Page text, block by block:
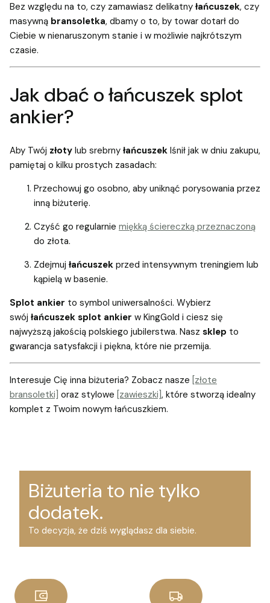
Bez względu na to, czy zamawiasz delikatny łańcuszek, czy
masywną bransoletka, dbamy o to, by towar dotarł do
Ciebie w nienaruszonym stanie i w możliwie najkrótszym
czasie.
Jak dbać o łańcuszek splot
ankier?
Aby Twój złoty lub srebrny łańcuszek lśnił jak w dniu zakupu,
pamiętaj o kilku prostych zasadach:
Przechowuj go osobno, aby uniknąć porysowania przez
inną biżuterię.
Czyść go regularnie miękką ściereczką przeznaczoną
do złota.
Zdejmuj łańcuszek przed intensywnym treningiem lub
kąpielą w basenie.
Splot ankier to symbol uniwersalności. Wybierz
swój łańcuszek splot ankier w KingGold i ciesz się
najwyższą jakością polskiego jubilerstwa. Nasz sklep to
gwarancja satysfakcji i piękna, które nie przemija.
Interesuje Cię inna biżuteria? Zobacz nasze [złote
bransoletki] oraz stylowe [zawieszki] , które stworzą idealny
komplet z Twoim nowym łańcuszkiem.
Biżuteria to nie tylko
dodatek.
To decyzja, że dziś wyglądasz dla siebie.